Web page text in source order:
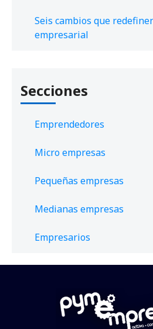
Seis cambios que
empresarial
Secciones
Emprendedores
Micro empresas
Pequeñas empresas
Medianas empresas
Empresarios